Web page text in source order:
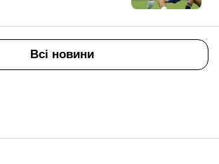
Всі новини